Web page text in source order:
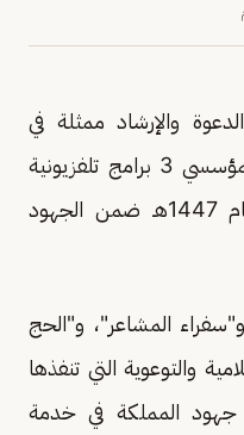
والإرشاد ممثلة في
الإدارة العامة للإعلام والاتصال المؤسسي 3 برامج تلفزيونية
متخصصة لموسم حج هذا العام 1447هـ ضمن الجهود
المشاعر"، و"الحج
والتوعوية التي تنفذها
جهود المملكة في خدمة